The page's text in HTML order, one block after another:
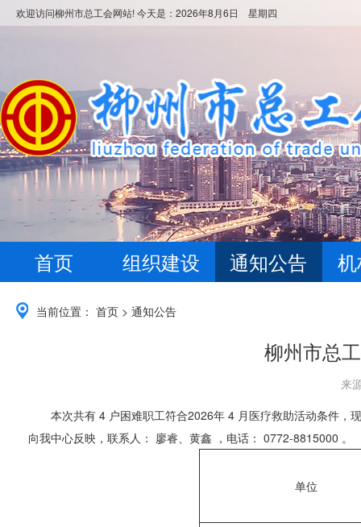
欢迎访问柳州市总工会网站! 今天是： 2026年8月6日 星期四
首页 组织建设 通知公告
当前位置： 首页 > 通知公告
柳州市总
来
本次共有 4 户困难职工符合2026年 4 月医疗救助活动条件
向我中心反映，联系人： 廖睿、黄鑫 ，电话： 0772-8815000 。
单位